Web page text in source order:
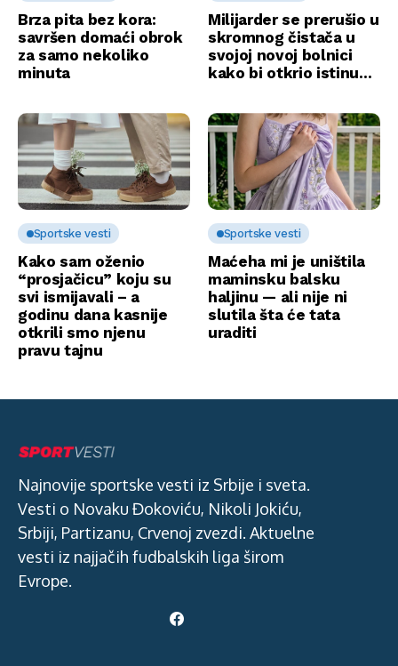
Brza pita bez kora:
savršen domaći obrok
za samo nekoliko
minuta
Milijarder se prerušio u
skromnog čistača u
svojoj novoj bolnici
kako bi otkrio istinu…
Sportske vesti
Kako sam oženio
“prosjačicu” koju su
svi ismijavali – a
godinu dana kasnije
otkrili smo njenu
pravu tajnu
Sportske vesti
Maćeha mi je uništila
maminsku balsku
haljinu — ali nije ni
slutila šta će tata
uraditi
Najnovije sportske vesti iz Srbije i sveta.
Vesti o Novaku Đokoviću, Nikoli Jokiću,
Srbiji, Partizanu, Crvenoj zvezdi. Aktuelne
vesti iz najjačih fudbalskih liga širom
Evrope.